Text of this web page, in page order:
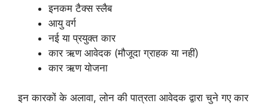
इनकम टैक्स स्लैब
आयु वर्ग
नई या प्रयुक्त कार
कार ऋण आवेदक (मौजूदा ग्राहक या नहीं)
कार ऋण योजना
इन कारकों के अलावा, लोन की पात्रता आवेदक द्वारा चुने गए कार